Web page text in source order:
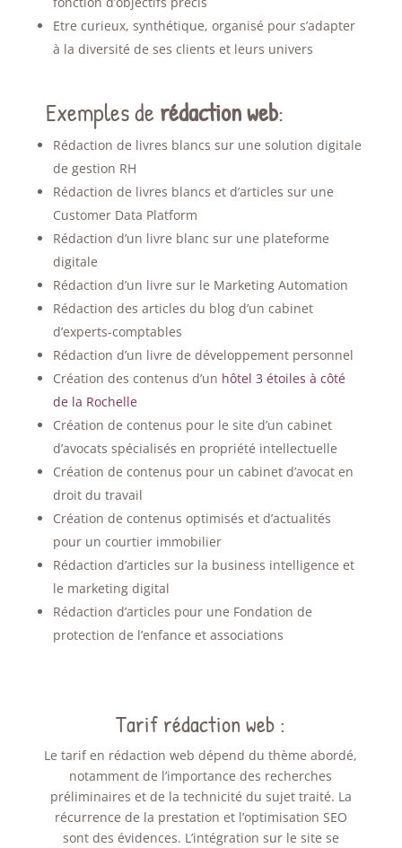
Etre curieux, synthétique, organisé pour s’adapter
à la diversité de ses clients et leurs univers
Exemples de rédaction web:
Rédaction de livres blancs sur une solution digitale
de gestion RH
Rédaction de livres blancs et d’articles sur une
Customer Data Platform
Rédaction d’un livre blanc sur une plateforme
digitale
Rédaction d’un livre sur le Marketing Automation
Rédaction des articles du blog d’un cabinet
d’experts-comptables
Rédaction d’un livre de développement personnel
Création des contenus d’un hôtel 3 étoiles à côté
de la Rochelle
Création de contenus pour le site d’un cabinet
d’avocats spécialisés en propriété intellectuelle
Création de contenus pour un cabinet d’avocat en
droit du travail
Création de contenus optimisés et d’actualités
pour un courtier immobilier
Rédaction d’articles sur la business intelligence et
le marketing digital
Rédaction d’articles pour une Fondation de
protection de l’enfance et associations
Tarif rédaction web :
Le tarif en rédaction web dépend du thème abordé,
notamment de l’importance des recherches
préliminaires et de la technicité du sujet traité. La
récurrence de la prestation et l’optimisation SEO
sont des évidences. L’intégration sur le site se